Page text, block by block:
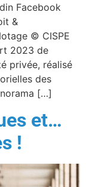
Facebook
&
© CISPE
2023 de
privée, réalisé
des
[…]
et…
!